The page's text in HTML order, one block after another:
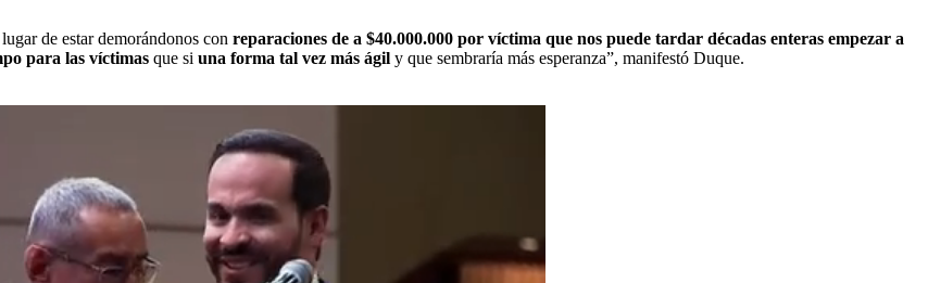
de estar demorándonos con reparaciones de a $40.000.000 por víctima que nos puede tardar décadas enteras empezar a
para las víctimas que si una forma tal vez más ágil y que sembraría más esperanza”, manifestó Duque.